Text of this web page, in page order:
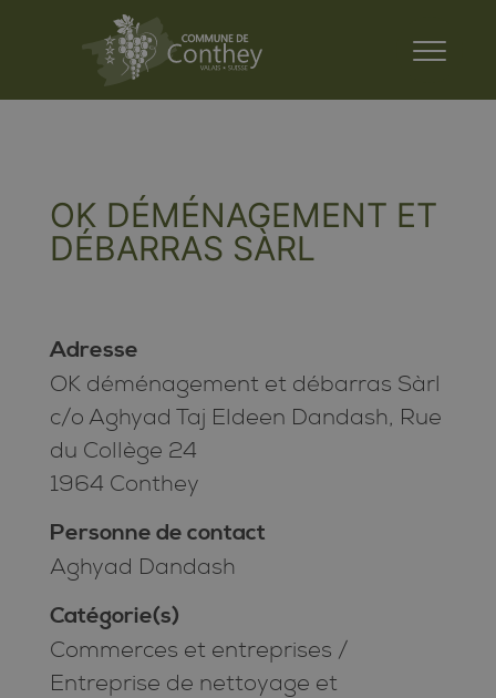
OK DÉMÉNAGEMENT ET
DÉBARRAS SÀRL
Adresse
OK déménagement et débarras Sàrl
c/o Aghyad Taj Eldeen Dandash, Rue
du Collège 24
1964 Conthey
Personne de contact
Aghyad Dandash
Catégorie(s)
Commerces et entreprises /
Entreprise de nettoyage et